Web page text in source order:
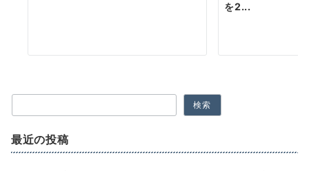
を2...
検索
最近の投稿